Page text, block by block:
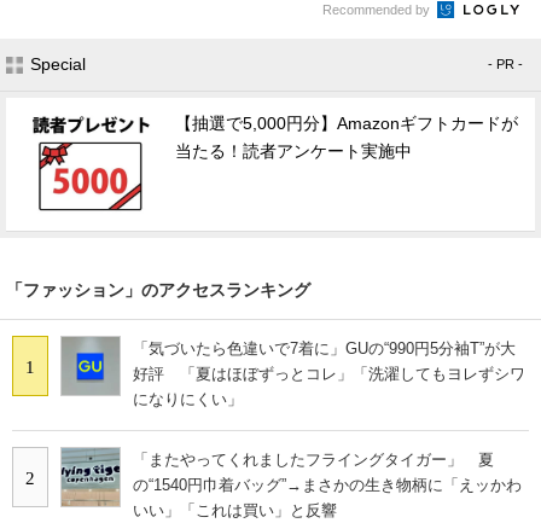
Recommended by
Special - PR -
【抽選で5,000円分】Amazonギフトカードが
当たる！読者アンケート実施中
「ファッション」のアクセスランキング
1
「気づいたら色違いで7着に」GUの“990円5分袖T”が大
好評 「夏はほぼずっとコレ」「洗濯してもヨレずシワ
になりにくい」
2
「またやってくれましたフライングタイガー」 夏
の“1540円巾着バッグ”→まさかの生き物柄に「えッかわ
いい」「これは買い」と反響